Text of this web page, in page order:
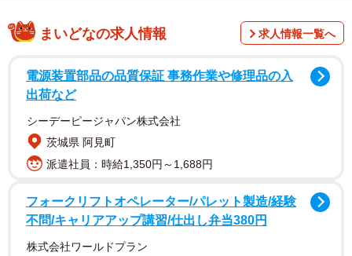
まいどなの求人情報 求人情報一覧へ
電源装置部品の品質保証 事務作業や修理品の入
出荷など
シーデーピージャパン株式会社
茨城県 阿見町
派遣社員：時給1,350円～1,688円
フォークリフトオペレーター/パレット製造/経験
不問/キャリアアップ講習/仕出し弁当380円
株式会社ワールドプラン